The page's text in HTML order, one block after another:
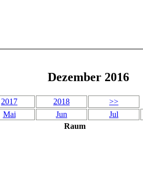
Dezember 2016
2017 2018 >>
Mai Jun Jul
Raum